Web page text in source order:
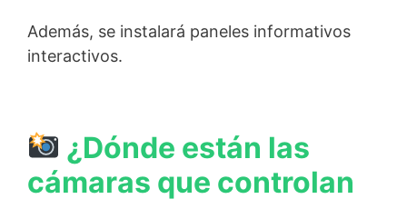
Además, se instalará paneles informativos
interactivos.
¿Dónde están las
cámaras que controlan